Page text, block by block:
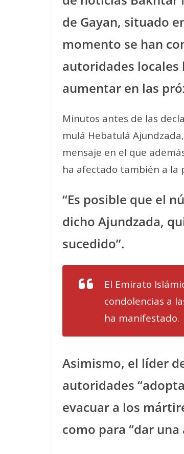
de Gayan, situado
momento se han
autoridades locales
aumentar en las
Minutos antes de las
mulá Hebatulá
mensaje en el que
ha afectado también a la
“Es posible que el
dicho Ajundzada,
sucedido”.
El Emirato
condolencias a
ha manifestado.
Asimismo, el líder
autoridades
evacuar a los
como para “dar